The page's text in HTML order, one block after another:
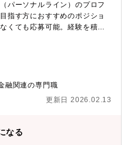
もいます。【キャリアパス】
いただくのが一般的ですが、
インのアンダーライターへの
社内公募制度もありますの
7年目：アンダーライター職
副部長昇格ー 5年目：部長昇
害保険会社：同社は日本市場
に海外では広く知られている
パーソナルライン）のプロフ
指す方におすすめのポジショ
くても応募可能。経験を積み
ソナルライン全体のプロフェ
。・引受書類や補償内容の文
オの管理（引受権限内）・
有■アンダーライティング・支
ティングを行うことで、ポー
進出し2020年で100周年を迎
業を運営しています。54ヶ国
融関連の専門職
更新日 2026.02.13
なる